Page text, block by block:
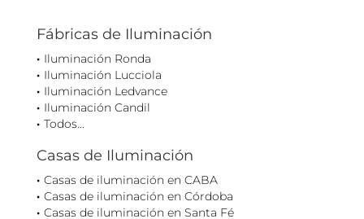
Fábricas de Iluminación
Iluminación Ronda
Iluminación Lucciola
Iluminación Ledvance
Iluminación Candil
Todos...
Casas de Iluminación
Casas de iluminación en CABA
Casas de iluminación en Córdoba
Casas de iluminación en Santa Fé